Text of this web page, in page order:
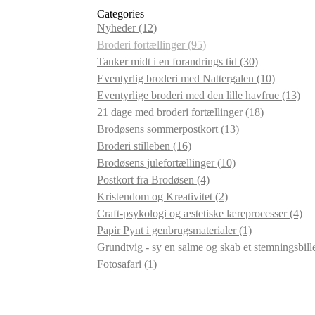
Categories
Nyheder(12)
Broderi fortællinger (95)
Tanker midt i en forandrings tid (30)
Eventyrlig broderi med Nattergalen (10)
Eventyrlige broderi med den lille havfrue (13)
21 dage med broderi fortællinger(18)
Brodøsens sommerpostkort (13)
Broderi stilleben (16)
Brodøsens julefortællinger(10)
Postkort fra Brodøsen (4)
Kristendom og Kreativitet (2)
Craft-psykologi og æstetiske læreprocesser(4)
Papir Pynt i genbrugsmaterialer(1)
Grundtvig - sy en salme og skab et
Fotosafari (1)